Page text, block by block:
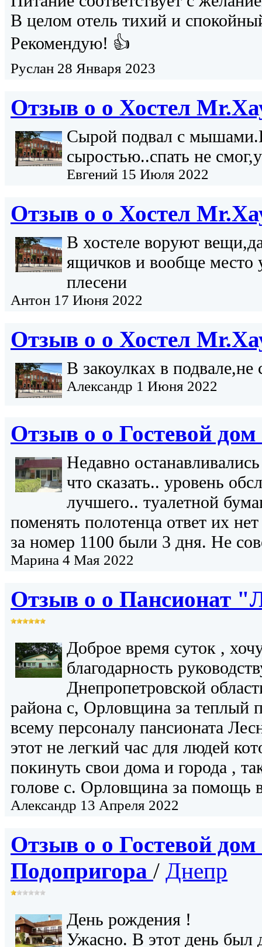
В целом отель тихий и
Рекомендую! 👍
Руслан 28 Января 2023
Отзыв о о Хостел
Сырой подвал с
сыростью..спать не
Евгений 15 Июля 2022
Отзыв о о Хостел
В хостеле воруют
ящичков и вообще место
плесени
Антон 17 Июня 2022
Отзыв о о Хостел
В закоулках в
Александр 1 Июня 2022
Отзыв о о Гостевой
Недавно
что сказать.. уровень
лучшего.. туалетной
поменять полотенца ответ их
за номер 1100 были 3 дня. Не
Марина 4 Мая 2022
Отзыв о о Пансионат
Доброе время суток ,
благодарность
Днепропетровской
района с, Орловщина за теплый
всему персоналу пансионата
этот не легкий час для людей
покинуть свои дома и города ,
голове с. Орловщина за помощь
Александр 13 Апреля 2022
Отзыв о о Гостевой
Подопригора / Днепр
День рождения !
Ужасно. В этот день был